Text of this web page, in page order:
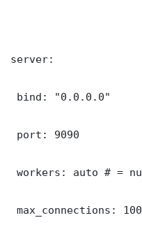
server:
bind: "0.0.0.0"
port: 9090
workers: auto # =
max_connections: